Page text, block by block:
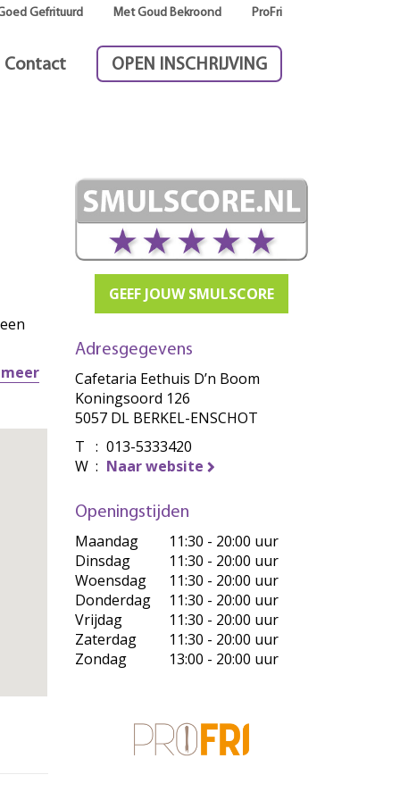
Gefrituurd Met Goud Bekroond ProFri
Contact OPEN INSCHRIJVING
GEEF JOUW SMULSCORE
Adresgegevens
Cafetaria Eethuis D’n Boom
Koningsoord 126
5057 DL BERKEL-ENSCHOT
T : 013-5333420
W : Naar website
Openingstijden
Maandag
11:30 - 20:00 uur
Dinsdag
11:30 - 20:00 uur
Woensdag
11:30 - 20:00 uur
Donderdag
11:30 - 20:00 uur
Vrijdag
11:30 - 20:00 uur
Zaterdag
11:30 - 20:00 uur
Zondag
13:00 - 20:00 uur